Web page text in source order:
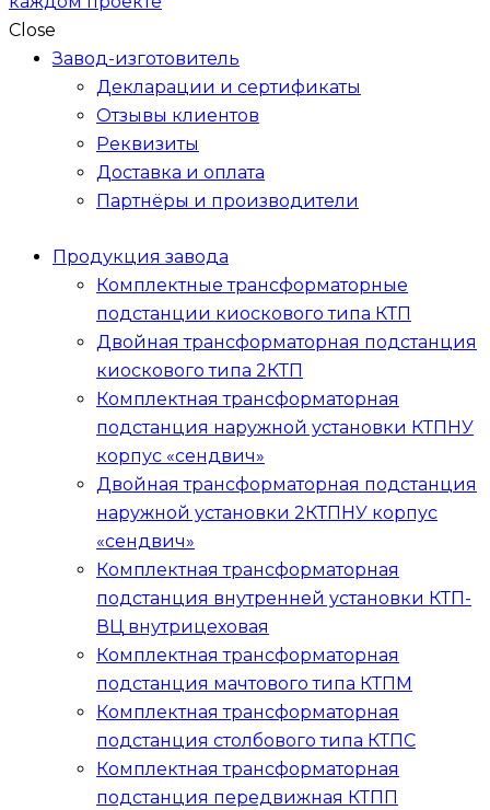
Close
Завод-изготовитель
Декларации и сертификаты
Отзывы клиентов
Реквизиты
Доставка и оплата
Партнёры и производители
Продукция завода
Комплектные трансформаторные
подстанции киоскового типа КТП
Двойная трансформаторная подстанция
киоскового типа 2КТП
Комплектная трансформаторная
подстанция наружной установки КТПНУ
корпус «сендвич»
Двойная трансформаторная подстанция
наружной установки 2КТПНУ корпус
«сендвич»
Комплектная трансформаторная
подстанция внутренней установки КТП-
ВЦ внутрицеховая
Комплектная трансформаторная
подстанция мачтового типа КТПМ
Комплектная трансформаторная
подстанция столбового типа КТПС
Комплектная трансформаторная
подстанция передвижная КТПП